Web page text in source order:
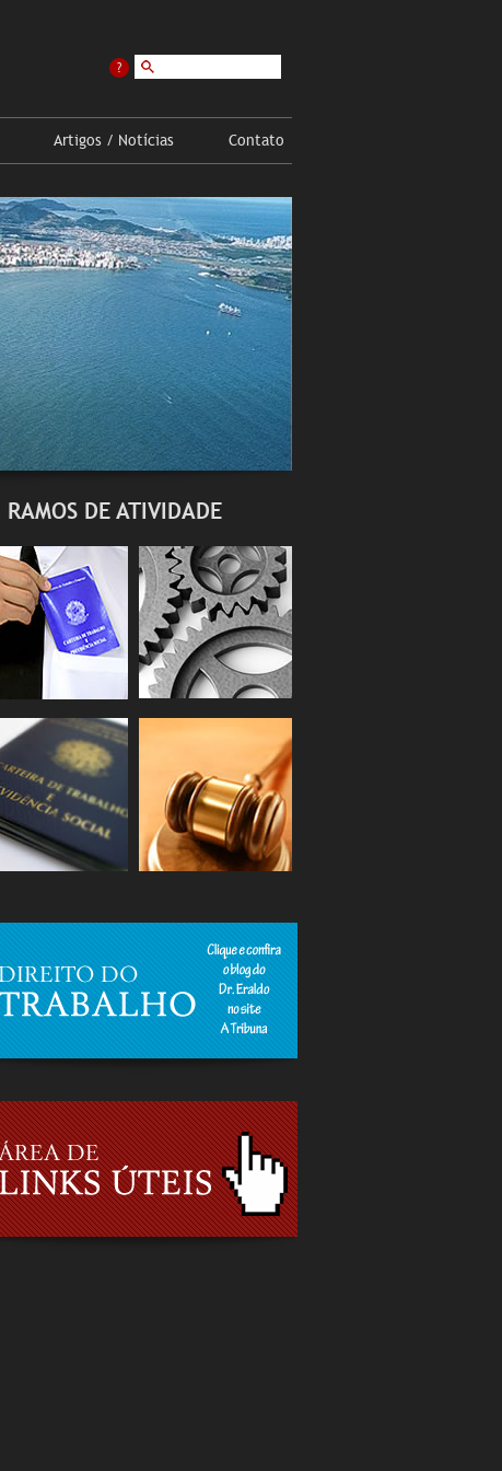
?
Artigos / Notícias Contato
RAMOS DE ATIVIDADE